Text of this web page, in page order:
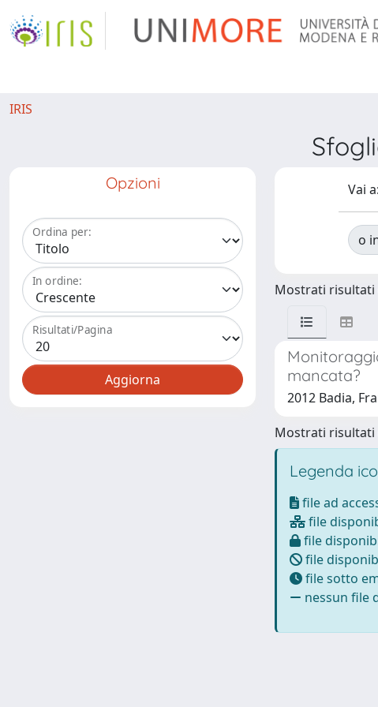
IRIS
Opzioni
Ordina per:
In ordine:
Risultati/Pagina
Vai a:
o
Mostrati risultati
mancata?
2012 Badia,
Mostrati risultati
Legenda
file ad
file
file
file
file sotto
nessun file